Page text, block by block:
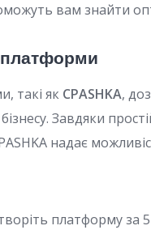
вам знайти
платформи
такі як CPASHKA,
Завдяки
надає
платформу за